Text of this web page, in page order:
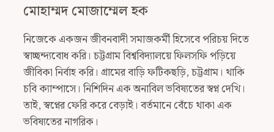
মোহাম্মদ মোজাম্মেল হক
নিজেকে একজন জীবনবাদী সমাজকর্মী হিসেবে পরিচয় দিতে
স্বাচ্ছন্দ্যবোধ করি। চট্টগ্রাম বিশ্ববিদ্যালয়ে ফিলসফি পড়িয়ে
জীবিকা নির্বাহ করি। গ্রামের বাড়ি ফটিকছড়ি, চট্টগ্রাম। থাকি
চবি ক্যাম্পাসে। নিশিদিন এক অনাবিল ভবিষ্যতের স্বপ্ন দেখি।
তাই, স্বপ্নের ফেরি করে বেড়াই। বর্তমানে বেঁচে থাকা এক
ভবিষ্যতের নাগরিক।